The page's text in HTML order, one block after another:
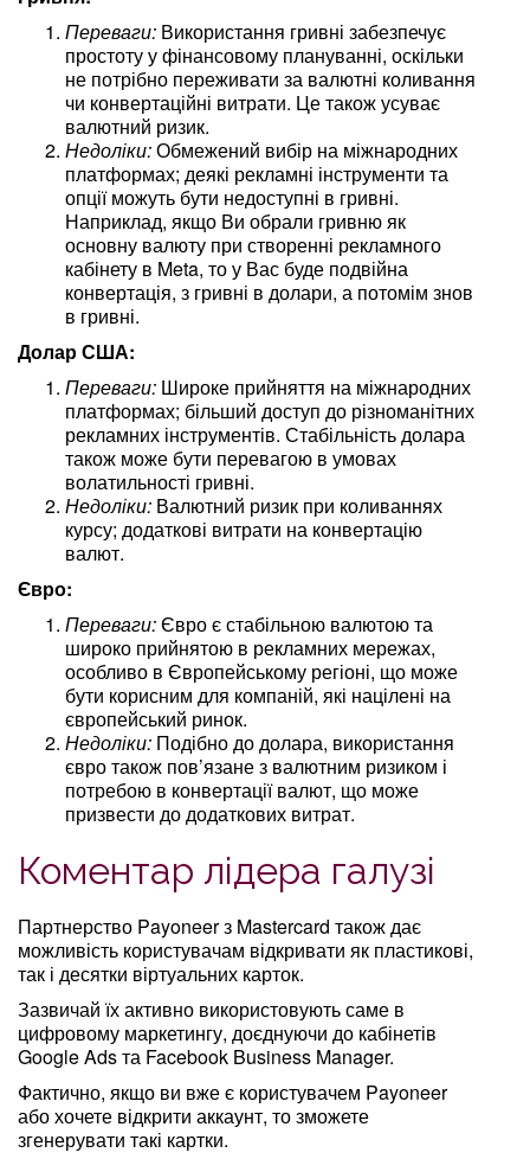
Переваги: Використання гривні забезпечує
простоту у фінансовому плануванні, оскільки
не потрібно переживати за валютні коливання
чи конвертаційні витрати. Це також усуває
валютний ризик.
Недоліки:Обмежений вибір на міжнародних
платформах; деякі рекламні інструменти та
опції можуть бути недоступні в гривні.
Наприклад, якщо Ви обрали гривню як
основну валюту при створенні рекламного
кабінету в Meta, то у Вас буде подвійна
конвертація, з гривні в долари, а потомім знов
в гривні.
Долар США:
Переваги: Широке прийняття на міжнародних
платформах; більший доступ до різноманітних
рекламних інструментів. Стабільність долара
також може бути перевагою в умовах
волатильності гривні.
Недоліки: Валютний ризик при коливаннях
курсу; додаткові витрати на конвертацію
валют.
Євро:
Переваги:Євро є стабільною валютою та
широко прийнятою в рекламних мережах,
особливо в Європейському регіоні, що може
бути корисним для компаній, які націлені на
європейський ринок.
Недоліки: Подібно до долара, використання
євро також пов’язане з валютним ризиком і
потребою в конвертації валют, що може
призвести до додаткових витрат.
Коментар лідера галузі
Партнерство Payoneer з Mastercard також дає
можливість користувачам відкривати як пластикові,
так і десятки віртуальних карток.
Зазвичай їх активно використовують саме в
цифровому маркетингу, доєднуючи до кабінетів
Google Ads та Facebook Business Manager.
Фактично, якщо ви вже є користувачем Payoneer
або хочете відкрити аккаунт, то зможете
згенерувати такі картки.